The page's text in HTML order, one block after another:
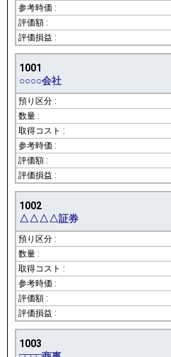
1001
○○○○会社
1002
△△△△証券
1003